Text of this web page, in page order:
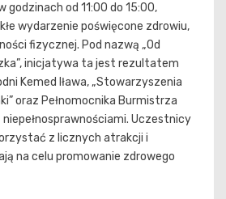
godzinach od 11:00 do 15:00,
wydarzenie poświęcone zdrowiu,
fizycznej. Pod nazwą „Od
inicjatywa ta jest rezultatem
Kemed Iława, „Stowarzyszenia
oraz Pełnomocnika Burmistrza
niepełnosprawnościami. Uczestnicy
z licznych atrakcji i
na celu promowanie zdrowego